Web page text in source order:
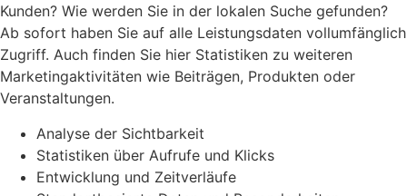
Kunden? Wie werden Sie in der lokalen Suche gefunden?
Ab sofort haben Sie auf alle Leistungsdaten vollumfänglich
Zugriff. Auch finden Sie hier Statistiken zu weiteren
Marketingaktivitäten wie Beiträgen, Produkten oder
Veranstaltungen.
Analyse der Sichtbarkeit
Statistiken über Aufrufe und Klicks
Entwicklung und Zeitverläufe